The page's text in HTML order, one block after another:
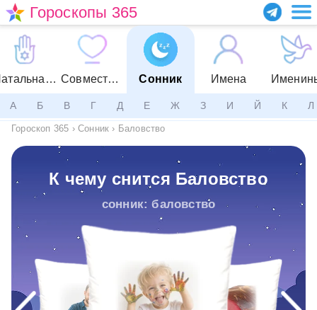
Гороскопы 365
Натальная карта Совместимость Сонник Имена
А Б В Г Д Е Ж З И Й К Л
Гороскоп 365 › Сонник › Баловство
К чему снится Баловство
сонник: баловство